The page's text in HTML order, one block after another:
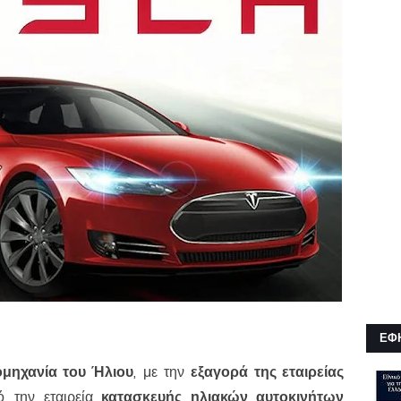
του Ήλιου, με τηνεξαγορά της εταιρείας